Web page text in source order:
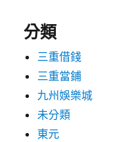
分類
三重借錢
三重當鋪
九州娛樂城
未分類
東元